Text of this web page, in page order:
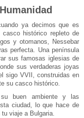
ya decimos que es
casco histórico repleto de
y otomanos, Nessebar
perfecta. Una península
sus famosas iglesias de
sus verdaderas joyas
sigo VVII, construidas en
su casco histórico.
buen ambiente y las
ciudad, lo que hace de
viaje a Bulgaria.